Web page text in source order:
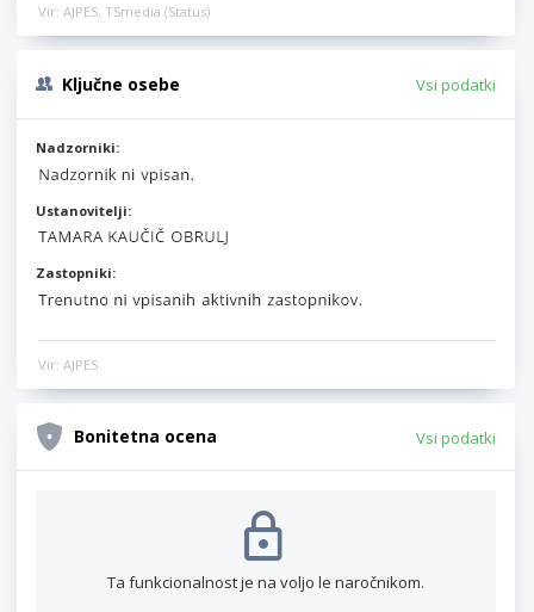
Vir: AJPES, TSmedia (Status)
Ključne osebe Vsi podatki
Nadzorniki:
Ustanovitelji:
Zastopniki:
Vir: AJPES
Bonitetna ocena Vsi podatki
Ta funkcionalnost je na voljo le naročnikom.